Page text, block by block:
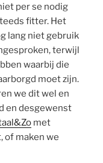
per se nodig
fitter. Het
lang niet gebruik
terwijl
waarbij die
moet zijn.
we dit wel en
en desgewenst
met
of maken we